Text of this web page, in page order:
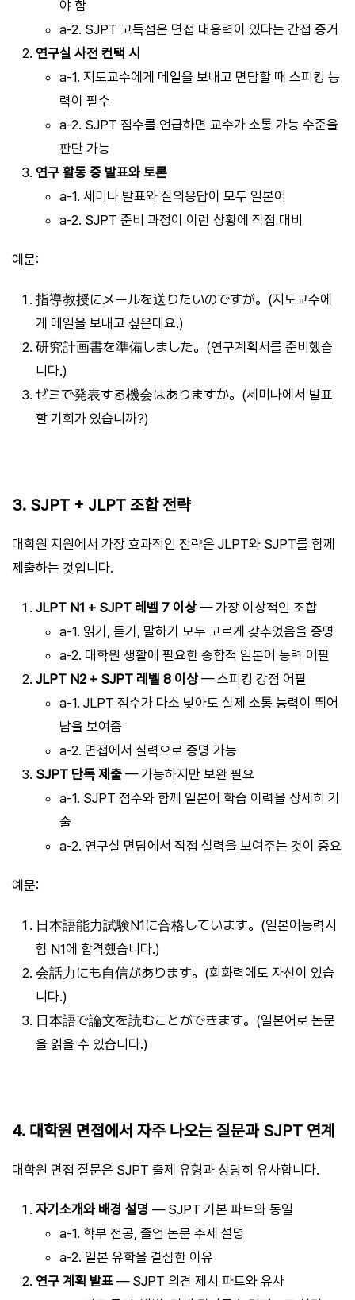
야 함
a-2. SJPT 고득점은 면접 대응력이 있다는 간접 증거
연구실 사전 컨택 시
a-1. 지도교수에게 메일을 보내고 면담할 때 스피킹 능
력이 필수
a-2. SJPT 점수를 언급하면 교수가 소통 가능 수준을
판단 가능
연구 활동 중 발표와 토론
a-1. 세미나 발표와 질의응답이 모두 일본어
a-2. SJPT 준비 과정이 이런 상황에 직접 대비
예문:
指導教授にメールを送りたいのですが。(지도교수에
게 메일을 보내고 싶은데요.)
研究計画書を準備しました。(연구계획서를 준비했습
니다.)
ゼミで発表する機会はありますか。(세미나에서 발표
할 기회가 있습니까?)
3. SJPT + JLPT 조합 전략
대학원 지원에서 가장 효과적인 전략은 JLPT와 SJPT를 함께
제출하는 것입니다.
JLPT N1 + SJPT 레벨 7 이상 — 가장 이상적인 조합
a-1. 읽기, 듣기, 말하기 모두 고르게 갖추었음을 증명
a-2. 대학원 생활에 필요한 종합적 일본어 능력 어필
JLPT N2 + SJPT 레벨 8 이상 — 스피킹 강점 어필
a-1. JLPT 점수가 다소 낮아도 실제 소통 능력이 뛰어
남을 보여줌
a-2. 면접에서 실력으로 증명 가능
SJPT 단독 제출 — 가능하지만 보완 필요
a-1. SJPT 점수와 함께 일본어 학습 이력을 상세히 기
술
a-2. 연구실 면담에서 직접 실력을 보여주는 것이 중요
예문:
日本語能力試験N1に合格しています。(일본어능력시
험 N1에 합격했습니다.)
会話力にも自信があります。(회화력에도 자신이 있습
니다.)
日本語で論文を読むことができます。(일본어로 논문
을 읽을 수 있습니다.)
4. 대학원 면접에서 자주 나오는 질문과 SJPT 연계
대학원 면접 질문은 SJPT 출제 유형과 상당히 유사합니다.
자기소개와 배경 설명 — SJPT 기본 파트와 동일
a-1. 학부 전공, 졸업 논문 주제 설명
a-2. 일본 유학을 결심한 이유
연구 계획 발표 — SJPT 의견 제시 파트와 유사